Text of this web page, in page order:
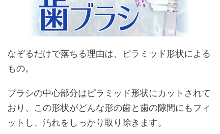
なぞるだけで落ちる理由は、ピラミッド形状による
もの。
ブラシの中心部分はピラミッド形状にカットされて
おり、この形状がどんな形の歯と歯の隙間にもフィ
ットし、汚れをしっかり取り除きます。